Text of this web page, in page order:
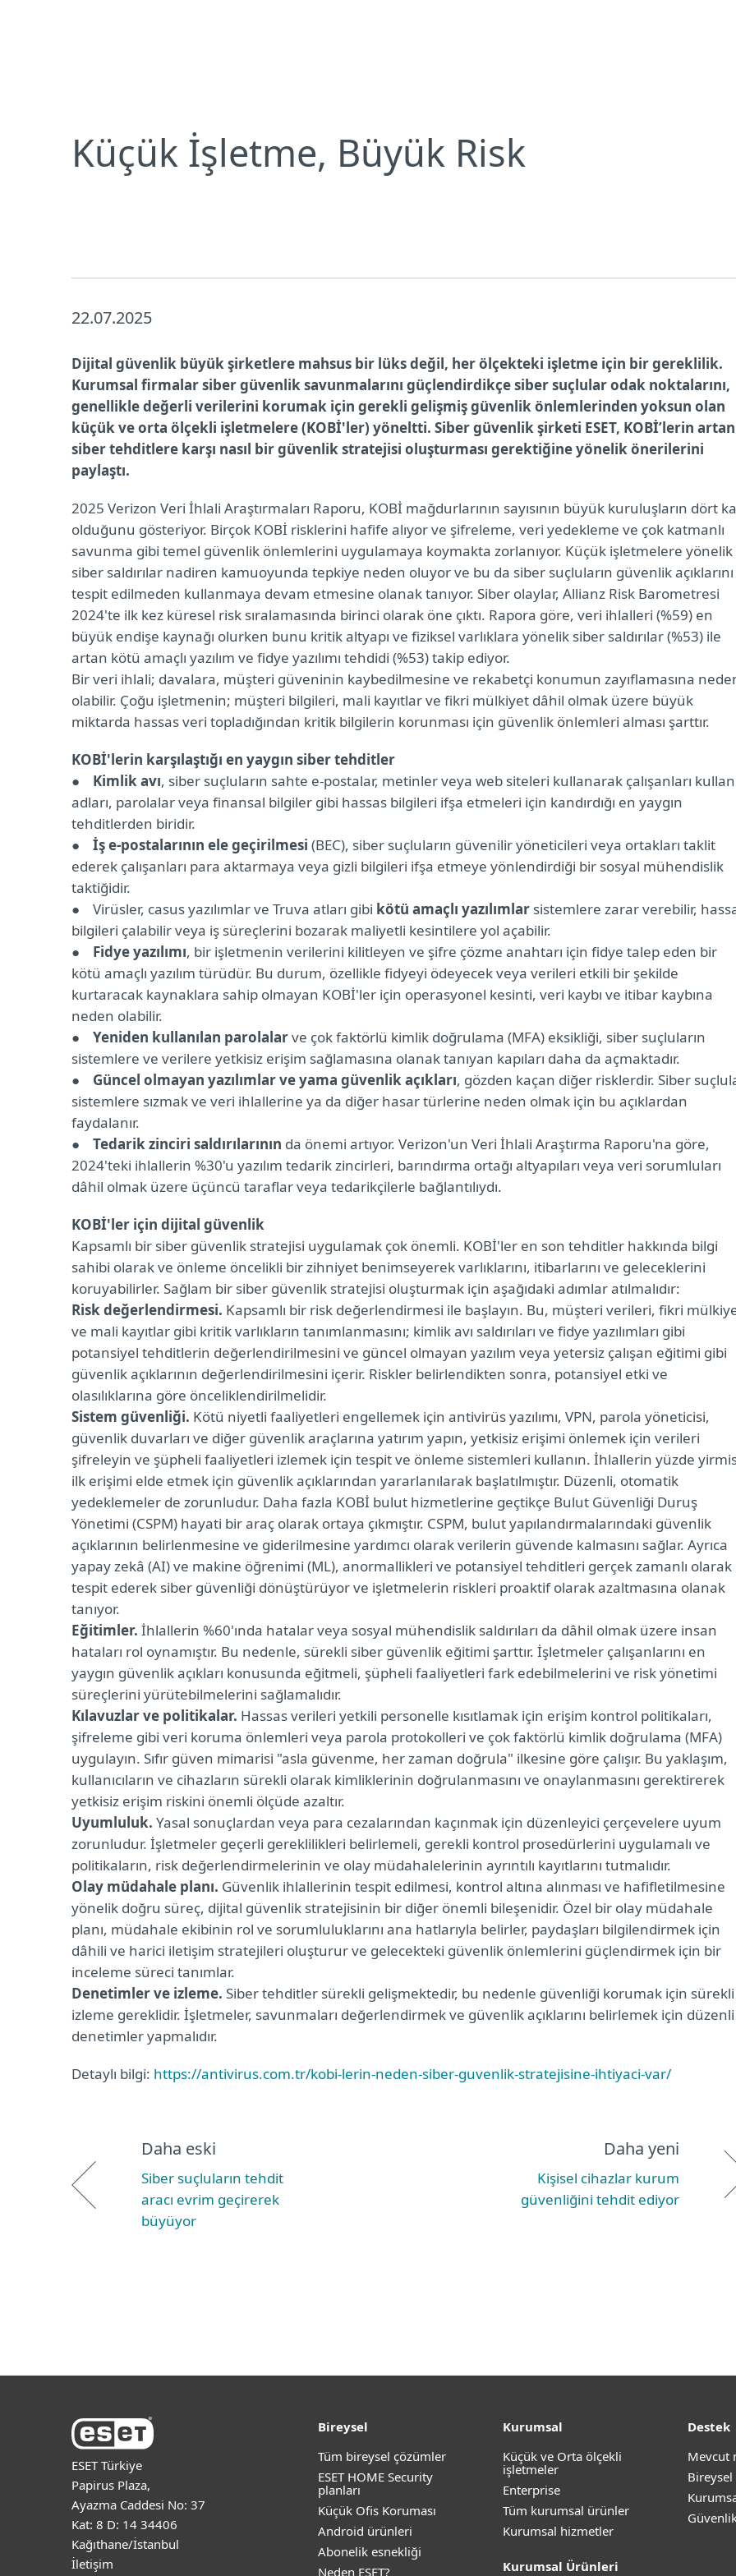
Küçük İşletme, Büyük Risk
22.07.2025
Dijital güvenlik büyük şirketlere mahsus bir lüks değil, her ölçekteki işletme için bir gereklilik.
Kurumsal firmalar siber güvenlik savunmalarını güçlendirdikçe siber suçlular odak noktalarını,
genellikle değerli verilerini korumak için gerekli gelişmiş güvenlik önlemlerinden yoksun olan
küçük ve orta ölçekli işletmelere (KOBİ'ler) yöneltti. Siber güvenlik şirketi ESET, KOBİ’lerin artan
siber tehditlere karşı nasıl bir güvenlik stratejisi oluşturması gerektiğine yönelik önerilerini
paylaştı.
2025 Verizon Veri İhlali Araştırmaları Raporu, KOBİ mağdurlarının sayısının büyük kuruluşların dört
olduğunu gösteriyor. Birçok KOBİ risklerini hafife alıyor ve şifreleme, veri yedekleme ve çok katmanlı
savunma gibi temel güvenlik önlemlerini uygulamaya koymakta zorlanıyor. Küçük işletmelere yönelik
siber saldırılar nadiren kamuoyunda tepkiye neden oluyor ve bu da siber suçluların güvenlik açıklarını
tespit edilmeden kullanmaya devam etmesine olanak tanıyor. Siber olaylar, Allianz Risk Barometresi
2024'te ilk kez küresel risk sıralamasında birinci olarak öne çıktı. Rapora göre, veri ihlalleri (%59) en
büyük endişe kaynağı olurken bunu kritik altyapı ve fiziksel varlıklara yönelik siber saldırılar (%53) ile
artan kötü amaçlı yazılım ve fidye yazılımı tehdidi (%53) takip ediyor.
Bir veri ihlali; davalara, müşteri güveninin kaybedilmesine ve rekabetçi konumun zayıflamasına
olabilir. Çoğu işletmenin; müşteri bilgileri, mali kayıtlar ve fikri mülkiyet dâhil olmak üzere büyük
miktarda hassas veri topladığından kritik bilgilerin korunması için güvenlik önlemleri alması şarttır.
KOBİ'lerin karşılaştığı en yaygın siber tehditler
● Kimlik avı, siber suçluların sahte e-postalar, metinler veya web siteleri kullanarak çalışanları
adları, parolalar veya finansal bilgiler gibi hassas bilgileri ifşa etmeleri için kandırdığı en yaygın
tehditlerden biridir.
● İş e-postalarının ele geçirilmesi (BEC), siber suçluların güvenilir yöneticileri veya ortakları taklit
ederek çalışanları para aktarmaya veya gizli bilgileri ifşa etmeye yönlendirdiği bir sosyal mühendislik
taktiğidir.
● Virüsler, casus yazılımlar ve Truva atları gibi kötü amaçlı yazılımlar sistemlere zarar verebilir,
bilgileri çalabilir veya iş süreçlerini bozarak maliyetli kesintilere yol açabilir.
● Fidye yazılımı, bir işletmenin verilerini kilitleyen ve şifre çözme anahtarı için fidye talep eden bir
kötü amaçlı yazılım türüdür. Bu durum, özellikle fidyeyi ödeyecek veya verileri etkili bir şekilde
kurtaracak kaynaklara sahip olmayan KOBİ'ler için operasyonel kesinti, veri kaybı ve itibar kaybına
neden olabilir.
● Yeniden kullanılan parolalarve çok faktörlü kimlik doğrulama (MFA) eksikliği, siber suçluların
sistemlere ve verilere yetkisiz erişim sağlamasına olanak tanıyan kapıları daha da açmaktadır.
● Güncel olmayan yazılımlar ve yama güvenlik açıkları, gözden kaçan diğer risklerdir. Siber
sistemlere sızmak ve veri ihlallerine ya da diğer hasar türlerine neden olmak için bu açıklardan
faydalanır.
● Tedarik zinciri saldırılarının da önemi artıyor. Verizon'un Veri İhlali Araştırma Raporu'na göre,
2024'teki ihlallerin %30'u yazılım tedarik zincirleri, barındırma ortağı altyapıları veya veri sorumluları
dâhil olmak üzere üçüncü taraflar veya tedarikçilerle bağlantılıydı.
KOBİ'ler için dijital güvenlik
Kapsamlı bir siber güvenlik stratejisi uygulamak çok önemli. KOBİ'ler en son tehditler hakkında bilgi
sahibi olarak ve önleme öncelikli bir zihniyet benimseyerek varlıklarını, itibarlarını ve geleceklerini
koruyabilirler. Sağlam bir siber güvenlik stratejisi oluşturmak için aşağıdaki adımlar atılmalıdır:
Risk değerlendirmesi. Kapsamlı bir risk değerlendirmesi ile başlayın. Bu, müşteri verileri, fikri
ve mali kayıtlar gibi kritik varlıkların tanımlanmasını; kimlik avı saldırıları ve fidye yazılımları gibi
potansiyel tehditlerin değerlendirilmesini ve güncel olmayan yazılım veya yetersiz çalışan eğitimi gibi
güvenlik açıklarının değerlendirilmesini içerir. Riskler belirlendikten sonra, potansiyel etki ve
olasılıklarına göre önceliklendirilmelidir.
Sistem güvenliği. Kötü niyetli faaliyetleri engellemek için antivirüs yazılımı, VPN, parola yöneticisi,
güvenlik duvarları ve diğer güvenlik araçlarına yatırım yapın, yetkisiz erişimi önlemek için verileri
şifreleyin ve şüpheli faaliyetleri izlemek için tespit ve önleme sistemleri kullanın. İhlallerin yüzde
ilk erişimi elde etmek için güvenlik açıklarından yararlanılarak başlatılmıştır. Düzenli, otomatik
yedeklemeler de zorunludur. Daha fazla KOBİ bulut hizmetlerine geçtikçe Bulut Güvenliği Duruş
Yönetimi (CSPM) hayati bir araç olarak ortaya çıkmıştır. CSPM, bulut yapılandırmalarındaki güvenlik
açıklarının belirlenmesine ve giderilmesine yardımcı olarak verilerin güvende kalmasını sağlar. Ayrıca
yapay zekâ (AI) ve makine öğrenimi (ML), anormallikleri ve potansiyel tehditleri gerçek zamanlı olarak
tespit ederek siber güvenliği dönüştürüyor ve işletmelerin riskleri proaktif olarak azaltmasına olanak
tanıyor.
Eğitimler. İhlallerin %60'ında hatalar veya sosyal mühendislik saldırıları da dâhil olmak üzere insan
hataları rol oynamıştır. Bu nedenle, sürekli siber güvenlik eğitimi şarttır. İşletmeler çalışanlarını en
yaygın güvenlik açıkları konusunda eğitmeli, şüpheli faaliyetleri fark edebilmelerini ve risk yönetimi
süreçlerini yürütebilmelerini sağlamalıdır.
Kılavuzlar ve politikalar. Hassas verileri yetkili personelle kısıtlamak için erişim kontrol politikaları,
şifreleme gibi veri koruma önlemleri veya parola protokolleri ve çok faktörlü kimlik doğrulama (MFA)
uygulayın. Sıfır güven mimarisi "asla güvenme, her zaman doğrula" ilkesine göre çalışır. Bu yaklaşım,
kullanıcıların ve cihazların sürekli olarak kimliklerinin doğrulanmasını ve onaylanmasını gerektirerek
yetkisiz erişim riskini önemli ölçüde azaltır.
Uyumluluk. Yasal sonuçlardan veya para cezalarından kaçınmak için düzenleyici çerçevelere uyum
zorunludur. İşletmeler geçerli gereklilikleri belirlemeli, gerekli kontrol prosedürlerini uygulamalı ve
politikaların, risk değerlendirmelerinin ve olay müdahalelerinin ayrıntılı kayıtlarını tutmalıdır.
Olay müdahale planı. Güvenlik ihlallerinin tespit edilmesi, kontrol altına alınması ve hafifletilmesine
yönelik doğru süreç, dijital güvenlik stratejisinin bir diğer önemli bileşenidir. Özel bir olay müdahale
planı, müdahale ekibinin rol ve sorumluluklarını ana hatlarıyla belirler, paydaşları bilgilendirmek için
dâhili ve harici iletişim stratejileri oluşturur ve gelecekteki güvenlik önlemlerini güçlendirmek için bir
inceleme süreci tanımlar.
Denetimler ve izleme. Siber tehditler sürekli gelişmektedir, bu nedenle güvenliği korumak için sürekli
izleme gereklidir. İşletmeler, savunmaları değerlendirmek ve güvenlik açıklarını belirlemek için düzenli
denetimler yapmalıdır.
Detaylı bilgi: https://antivirus.com.tr/kobi-lerin-neden-siber-guvenlik-stratejisine-ihtiyaci-var/
Daha eski
Siber suçluların tehdit
aracı evrim geçirerek
büyüyor
Daha yeni
Kişisel cihazlar kurum
güvenliğini tehdit ediyor
ESET Türkiye
Papirus Plaza,
Ayazma Caddesi No: 37
Kat: 8 D: 14 34406
Kağıthane/İstanbul
İletişim
Bireysel
Tüm bireysel çözümler
ESET HOME Security
planları
Küçük Ofis Koruması
Android ürünleri
Abonelik esnekliği
Neden ESET?
Kurumsal
Küçük ve Orta ölçekli
işletmeler
Enterprise
Tüm kurumsal ürünler
Kurumsal hizmetler
Kurumsal Ürünleri
Destek
Mevcut